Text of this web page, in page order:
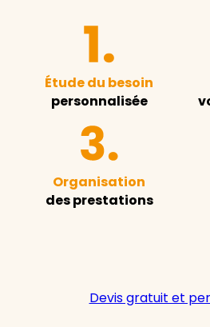
Étude du besoin
personnalisée
Organisation
des prestations
Devis gratuit et